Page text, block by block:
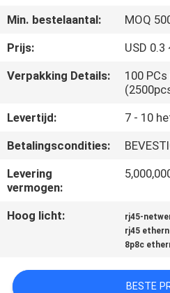
CONTACTEER
ONS
SHOW
SITEMAP
PRIVACY
Min. bestelaantal:
MOQ
Prijs:
USD 0.3
Verpakking Details:
100
Levertijd:
7 - 10
Betalingscondities:
Levering
vermogen:
Hoog licht: rj45-
rj45
8p8c
BESTE